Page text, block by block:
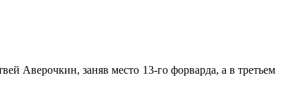
заняв место 13-го форварда, а в третьем